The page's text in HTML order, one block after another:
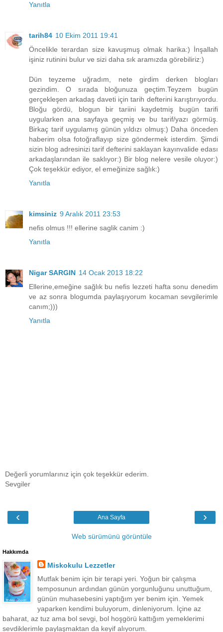
Yanıtla
tarih84 10 Ekim 2011 19:41
Öncelikle terardan size kavuşmuş olmak harika:) İnşallah
işiniz rutinini bulur ve sizi daha sık aramızda görebiliriz:)
Dün teyzeme uğradım, nete girdim derken blogları
gezindim. O sırada bloğunuza geçtim.Teyzem bugün
gerçekleşen arkadaş daveti için tarih defterini karıştırıyordu.
Bloğu gördü, blogun bir tariini kaydetmiş bugün tarifi
uygularken ana sayfaya geçmiş ve bu tarif/yazı görmüş.
Birkaç tarif uygulamış günün yıldızı olmuş:) Daha önceden
haberim olsa fotoğraflayıp size göndermek isterdim. Şimdi
sizin blog adresinizi tarif defterini saklayan kayınvalide edası
arkadaşlarından ile saklıyor:) Bir blog nelere vesile oluyor:)
Çok teşekkür ediyor, el emeğinize sağlık:)
Yanıtla
kimsiniz 9 Aralık 2011 23:53
nefis olmus !!! ellerine saglik canim :)
Yanıtla
Nigar SARGIN 14 Ocak 2013 18:22
Ellerine,emeğine sağlık bu nefis lezzeti hafta sonu denedim
ve az sonra blogumda paylaşıyorum kocaman sevgilerimle
canım;)))
Yanıtla
Değerli yorumlarınız için çok teşekkür ederim.
Sevgiler
‹ ›
Ana Sayfa
Web sürümünü görüntüle
Hakkımda
Miskokulu Lezzetler
Mutfak benim için bir terapi yeri. Yoğun bir çalışma
temposunun ardından günün yorgunluğunu unuttuğum,
günün muhasebesini yaptığım yer benim için. Yemek
yaparken kendimi buluyorum, dinleniyorum. İçine az
baharat, az tuz ama bol sevgi, bol hoşgörü kattığım yemeklerimi
sevdiklerimle paylaşmaktan da keyif alıyorum.